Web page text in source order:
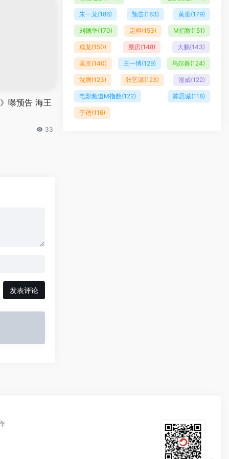
曝预告 海王
33
发表评论
朱一龙(186) 预告(183) 黄渤(179)
刘德华(170) 定档(153) M指数(151)
成龙(150) 票房(148) 大鹏(143)
吴京(140) 王一博(129) 乌尔善(124)
沈腾(123) 张艺谋(123) 漫威(122)
电影频道M指数(122) 陈思诚(118)
于适(116)